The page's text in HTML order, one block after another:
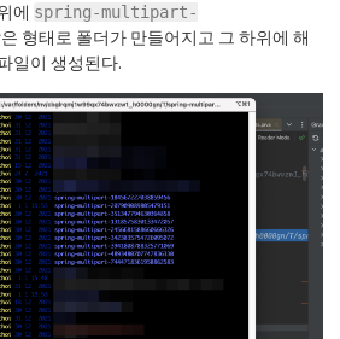
에 spring-multipart-
형태로 폴더가 만들어지고 그 하위에 해
일이 생성된다.